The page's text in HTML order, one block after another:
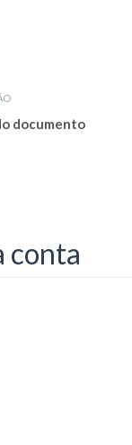
documento
conta